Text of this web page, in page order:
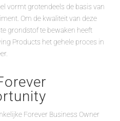
vormt grotendeels de basis van
Om de kwaliteit van deze
grondstof te bewaken heeft
Products het gehele proces in
Forever Business Owner